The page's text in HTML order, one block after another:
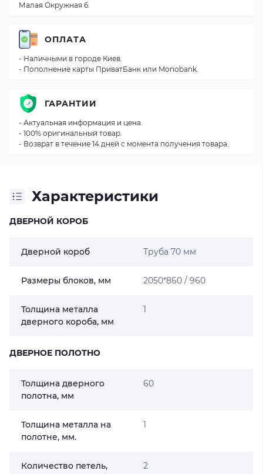
Характеристики
ДВЕРНОЙ КОРОБ
Дверной короб Труба 70 мм
Размеры блоков, мм 2050*860 / 960
Толщина металла
дверного короба, мм
1
ДВЕРНОЕ ПОЛОТНО
Толщина дверного
полотна, мм
60
Толщина металла на
полотне, мм.
1
Количество петель,
2
Малая Окружная 6.
ОПЛАТА
- Наличными в городе Киев.
- Пополнение карты ПриватБанк или Monobank.
ГАРАНТИИ
- Актуальная информация и цена.
- 100% оригинальный товар.
- Возврат в течение 14 дней с момента получения товара.